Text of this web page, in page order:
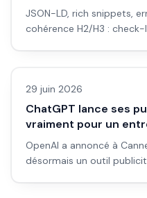
JSON-LD, rich snippets,
cohérence H2/H3 :
Actualité
29 juin 2026
ChatGPT lance ses
vraiment pour un
OpenAI a annoncé à
désormais un outil
Vidéo IA